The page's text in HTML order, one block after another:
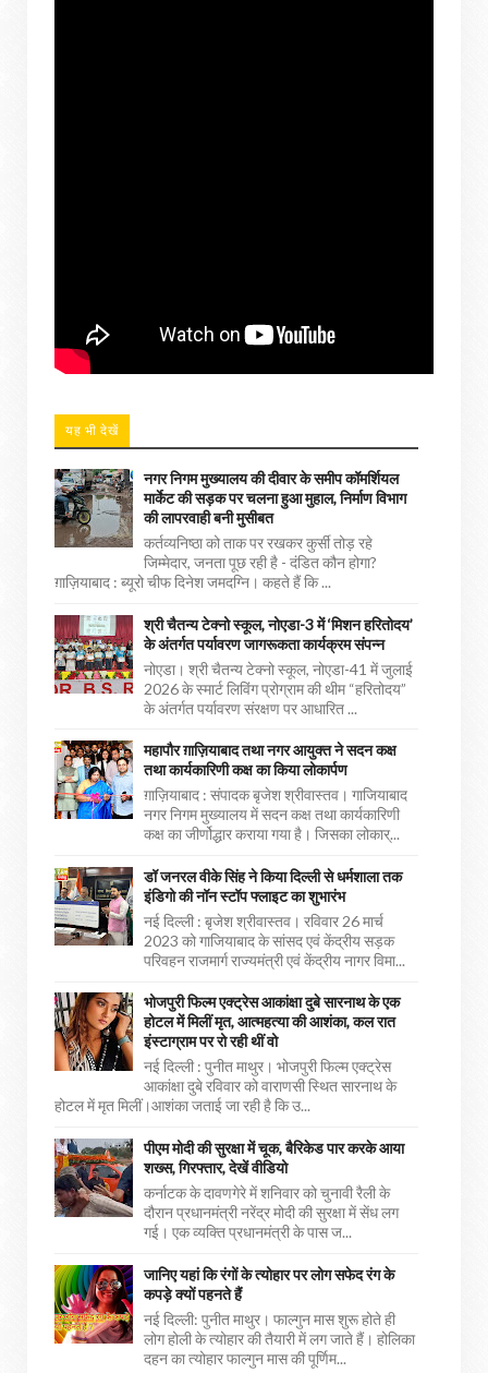
यह भी देखें
नगर निगम मुख्यालय की दीवार के समीप कॉमर्शियल
मार्केट की सड़क पर चलना हुआ मुहाल, निर्माण विभाग
की लापरवाही बनी मुसीबत
कर्तव्यनिष्ठा को ताक पर रखकर कुर्सी तोड़ रहे
जिम्मेदार, जनता पूछ रही है - दंडित कौन होगा?
ग़ाज़ियाबाद : ब्यूरो चीफ दिनेश जमदग्नि। कहते हैं कि ...
श्री चैतन्य टेक्नो स्कूल, नोएडा-3 में ‘मिशन हरितोदय’
के अंतर्गत पर्यावरण जागरूकता कार्यक्रम संपन्न
नोएडा। श्री चैतन्य टेक्नो स्कूल, नोएडा-41 में जुलाई
2026 के स्मार्ट लिविंग प्रोग्राम की थीम “हरितोदय”
के अंतर्गत पर्यावरण संरक्षण पर आधारित ...
महापौर ग़ाज़ियाबाद तथा नगर आयुक्त ने सदन कक्ष
तथा कार्यकारिणी कक्ष का किया लोकार्पण
ग़ाज़ियाबाद : संपादक बृजेश श्रीवास्तव। गाजियाबाद
नगर निगम मुख्यालय में सदन कक्ष तथा कार्यकारिणी
कक्ष का जीर्णोद्धार कराया गया है। जिसका लोकार्...
डॉ जनरल वीके सिंह ने किया दिल्ली से धर्मशाला तक
इंडिगो की नॉन स्टॉप फ्लाइट का शुभारंभ
नई दिल्ली : बृजेश श्रीवास्तव। रविवार 26 मार्च
2023 को गाजियाबाद के सांसद एवं केंद्रीय सड़क
परिवहन राजमार्ग राज्यमंत्री एवं केंद्रीय नागर विमा...
भोजपुरी फिल्म एक्ट्रेस आकांक्षा दुबे सारनाथ के एक
होटल में मिलीं मृत, आत्महत्या की आशंका, कल रात
इंस्टाग्राम पर रो रही थीं वो
नई दिल्ली : पुनीत माथुर। भोजपुरी फिल्म एक्ट्रेस
आकांक्षा दुबे रविवार को वाराणसी स्थित सारनाथ के
होटल में मृत मिलीं।आशंका जताई जा रही है कि उ...
पीएम मोदी की सुरक्षा में चूक, बैरिकेड पार करके आया
शख्स, गिरफ्तार, देखें वीडियो
कर्नाटक के दावणगेरे में शनिवार को चुनावी रैली के
दौरान प्रधानमंत्री नरेंद्र मोदी की सुरक्षा में सेंध लग
गई। एक व्यक्ति प्रधानमंत्री के पास ज...
जानिए यहां कि रंगों के त्योहार पर लोग सफेद रंग के
कपड़े क्यों पहनते हैं
नई दिल्ली: पुनीत माथुर। फाल्गुन मास शुरू होते ही
लोग होली के त्योहार की तैयारी में लग जाते हैं। होलिका
दहन का त्योहार फाल्गुन मास की पूर्णिम...